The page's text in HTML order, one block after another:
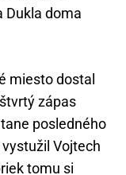
Dukla doma
miesto dostal
zápas
posledného
Vojtech
tomu si